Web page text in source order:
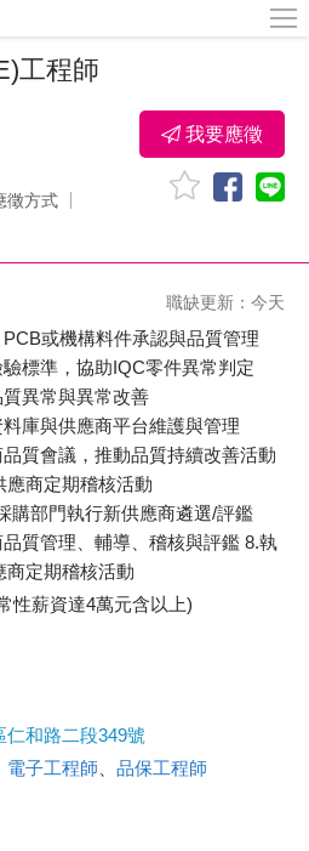
工程師
徵方式
我要應徵
職缺更新：今天
或機構料件承認與品質管理
標準，協助IQC零件異常判定
異常與異常改善
庫與供應商平台維護與管理
質會議，推動品質持續改善活動
應商定期稽核活動
購部門執行新供應商遴選/評鑑
質管理、輔導、稽核與評鑑 8.執
商定期稽核活動
性薪資達4萬元含以上)
仁和路二段349號
電子工程師
品保工程師